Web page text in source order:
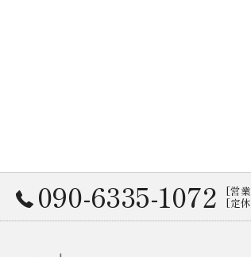
090-6335-1072 [営
[定